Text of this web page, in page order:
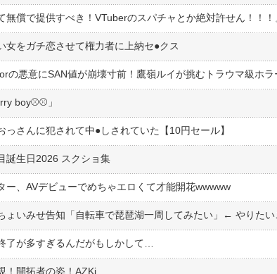
無償で提供すべき！VTuberのスパチャとか絶対許せん！！
女をガチ恋させて権力者に上納セ●︎クス
の悪意にSAN値が崩壊寸前！鷹嶺ルイが挑むトラウマ級ホラ
boy⚾️⚾️」
っさんに犯されて中●︎しされていた【10円セール】
誕生日2026 スクショ集
ー、AVデビューでめちゃエロくて才能開花wwwww
了が多すぎるんだがもしかして…
！開拓者の姿！AZKi